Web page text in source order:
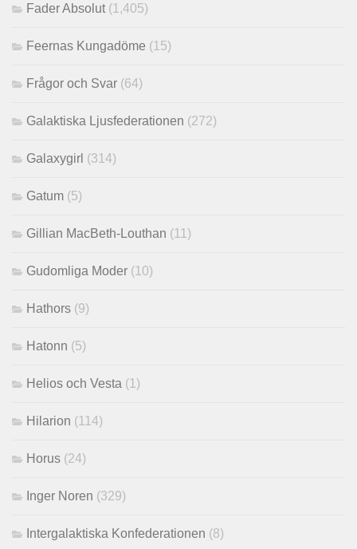
Fader Absolut (1,405)
Feernas Kungadöme (15)
Frågor och Svar (64)
Galaktiska Ljusfederationen (272)
Galaxygirl (314)
Gatum (5)
Gillian MacBeth-Louthan (11)
Gudomliga Moder (10)
Hathors (9)
Hatonn (5)
Helios och Vesta (1)
Hilarion (114)
Horus (24)
Inger Noren (329)
Intergalaktiska Konfederationen (8)